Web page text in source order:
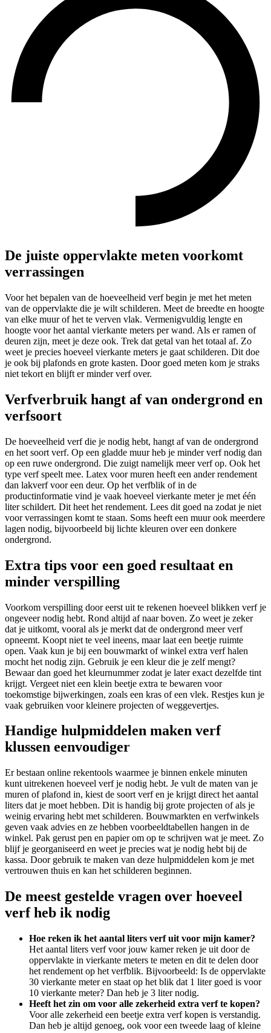
De juiste oppervlakte meten voorkomt
verrassingen
Voor het bepalen van de hoeveelheid verf begin je met het meten
van de oppervlakte die je wilt schilderen. Meet de breedte en hoogte
van elke muur of het te verven vlak. Vermenigvuldig lengte en
hoogte voor het aantal vierkante meters per wand. Als er ramen of
deuren zijn, meet je deze ook. Trek dat getal van het totaal af. Zo
weet je precies hoeveel vierkante meters je gaat schilderen. Dit doe
je ook bij plafonds en grote kasten. Door goed meten kom je straks
niet tekort en blijft er minder verf over.
Verfverbruik hangt af van ondergrond en
verfsoort
De hoeveelheid verf die je nodig hebt, hangt af van de ondergrond
en het soort verf. Op een gladde muur heb je minder verf nodig dan
op een ruwe ondergrond. Die zuigt namelijk meer verf op. Ook het
type verf speelt mee. Latex voor muren heeft een ander rendement
dan lakverf voor een deur. Op het verfblik of in de
productinformatie vind je vaak hoeveel vierkante meter je met één
liter schildert. Dit heet het rendement. Lees dit goed na zodat je niet
voor verrassingen komt te staan. Soms heeft een muur ook meerdere
lagen nodig, bijvoorbeeld bij lichte kleuren over een donkere
ondergrond.
Extra tips voor een goed resultaat en
minder verspilling
Voorkom verspilling door eerst uit te rekenen hoeveel blikken verf je
ongeveer nodig hebt. Rond altijd af naar boven. Zo weet je zeker
dat je uitkomt, vooral als je merkt dat de ondergrond meer verf
opneemt. Koopt niet te veel ineens, maar laat een beetje ruimte
open. Vaak kun je bij een bouwmarkt of winkel extra verf halen
mocht het nodig zijn. Gebruik je een kleur die je zelf mengt?
Bewaar dan goed het kleurnummer zodat je later exact dezelfde tint
krijgt. Vergeet niet een klein beetje extra te bewaren voor
toekomstige bijwerkingen, zoals een kras of een vlek. Restjes kun je
vaak gebruiken voor kleinere projecten of weggevertjes.
Handige hulpmiddelen maken verf
klussen eenvoudiger
Er bestaan online rekentools waarmee je binnen enkele minuten
kunt uitrekenen hoeveel verf je nodig hebt. Je vult de maten van je
muren of plafond in, kiest de soort verf en je krijgt direct het aantal
liters dat je moet hebben. Dit is handig bij grote projecten of als je
weinig ervaring hebt met schilderen. Bouwmarkten en verfwinkels
geven vaak advies en ze hebben voorbeeldtabellen hangen in de
winkel. Pak gerust pen en papier om op te schrijven wat je meet. Zo
blijf je georganiseerd en weet je precies wat je nodig hebt bij de
kassa. Door gebruik te maken van deze hulpmiddelen kom je met
vertrouwen thuis en kan het schilderen beginnen.
De meest gestelde vragen over hoeveel
verf heb ik nodig
Hoe reken ik het aantal liters verf uit voor mijn kamer?
Het aantal liters verf voor jouw kamer reken je uit door de
oppervlakte in vierkante meters te meten en dit te delen door
het rendement op het verfblik. Bijvoorbeeld: Is de oppervlakte
30 vierkante meter en staat op het blik dat 1 liter goed is voor
10 vierkante meter? Dan heb je 3 liter nodig.
Heeft het zin om voor alle zekerheid extra verf te kopen?
Voor alle zekerheid een beetje extra verf kopen is verstandig.
Dan heb je altijd genoeg, ook voor een tweede laag of kleine